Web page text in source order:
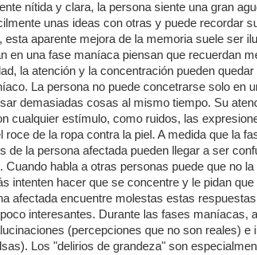
nítida y clara, la persona siente una gran
unas ideas con otras y puede recordar
esta aparente mejora de la memoria suele ser
en una fase maníaca piensan que recuerdan
la atención y la concentración pueden
La persona no puede concetrarse solo en
demasiadas cosas al mismo tiempo. Su
cualquier estímulo, como ruidos, las
roce de la ropa contra la piel. A medida que la
de la persona afectada pueden llegar a ser
Cuando habla a otras personas puede que no
intenten hacer que se concentre y le pidan
afectada encuentre molestas estas
interesantes. Durante las fases maníacas,
(percepciones que no son reales) e
Los "delirios de grandeza" son